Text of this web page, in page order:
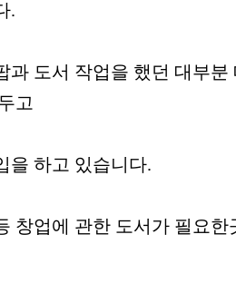
.
과 도서 작업을 했던 대부
고
을 하고 있습니다.
창업에 관한 도서가 필요한